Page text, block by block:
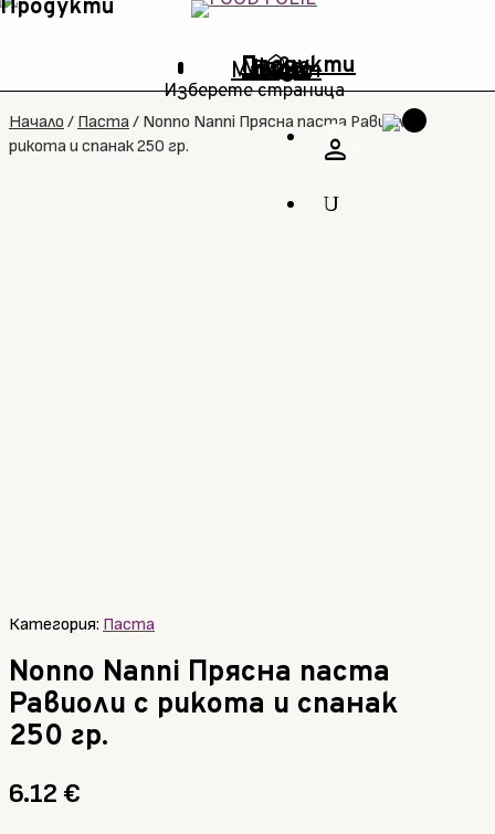
person
U
home
Продукти
Промо
Ново
Марки
Блог
Магазин
Изберете страница
Начало / Паста/ Nonno Nanni Прясна паста Равиоли с
рикота и спанак 250 гр.
Категория: Паста
Nonno Nanni Прясна паста
Равиоли с рикота и спанак
250 гр.
6.12 €